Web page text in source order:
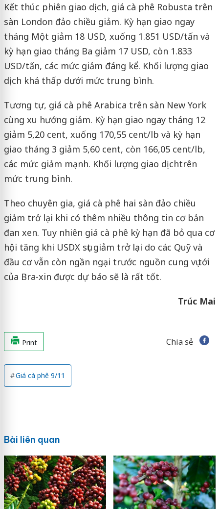
Kết thúc phiên giao dịch, giá cà phê Robusta trên
sàn London đảo chiều giảm. Kỳ hạn giao ngay
tháng Một giảm 18 USD, xuống 1.851 USD/tấn và
kỳ hạn giao tháng Ba giảm 17 USD, còn 1.833
USD/tấn, các mức giảm đáng kể. Khối lượng giao
dịch khá thấp dưới mức trung bình.
Tương tự, giá cà phê Arabica trên sàn New York
cùng xu hướng giảm. Kỳ hạn giao ngay tháng 12
giảm 5,20 cent, xuống 170,55 cent/lb và kỳ hạn
giao tháng 3 giảm 5,60 cent, còn 166,05 cent/lb,
các mức giảm mạnh. Khối lượng giao dịchtrên
mức trung bình.
Theo chuyên gia, giá cà phê hai sàn đảo chiều
giảm trở lại khi có thêm nhiều thông tin cơ bản
đan xen. Tuy nhiên giá cà phê kỳ hạn đã bỏ qua cơ
hội tăng khi USDX sụt giảm trở lại do các Quỹ và
đầu cơ vẫn còn ngần ngại trước nguồn cung vụ tới
của Bra-xin được dự báo sẽ là rất tốt.
Trúc Mai
Print Chia sẻ
Giá cà phê 9/11
Bài liên quan